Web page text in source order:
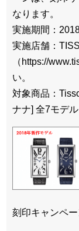
なります。
実施期間：
実施店舗：
（https://
い。
対象商品：
ナナ] 全7モデル
刻印キャンペ